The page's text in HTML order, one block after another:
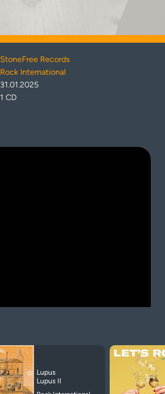
StoneFree Records
Rock International
31.01.2025
1 CD
Lupus
Lupus II